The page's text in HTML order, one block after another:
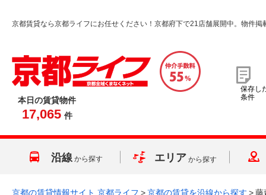
京都賃貸なら京都ライフにお任せください！京都府下で21店舗展開中。物件掲
本日の賃貸物件
17,065 件
保存し
条件
沿線 から探す エリア から探す
京都の賃貸情報サイト 京都ライフ >京都の賃貸を沿線から探す >藤